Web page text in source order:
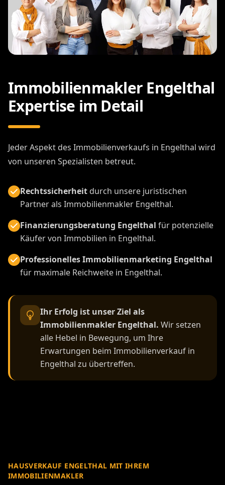
Immobilienmakler Engelthal
Expertise im Detail
Jeder Aspekt des Immobilienverkaufs in Engelthal wird
von unseren Spezialisten betreut.
Rechtssicherheitdurch unsere juristischen
Partner als Immobilienmakler Engelthal.
Finanzierungsberatung Engelthal für potenzielle
Käufer von Immobilien in Engelthal.
Professionelles Immobilienmarketing Engelthal
für maximale Reichweite in Engelthal.
Ihr Erfolg ist unser Ziel als
Immobilienmakler Engelthal. Wir setzen
alle Hebel in Bewegung, um Ihre
Erwartungen beim Immobilienverkauf in
Engelthal zu übertreffen.
HAUSVERKAUF ENGELTHAL MIT IHREM
IMMOBILIENMAKLER